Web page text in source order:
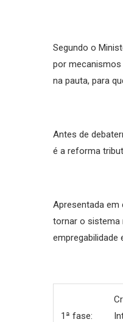
Segundo o
por mecanismos
na pauta, para
Antes de
é a reforma
Apresentada em
tornar o sistema
empregabilidade
1ª fase: